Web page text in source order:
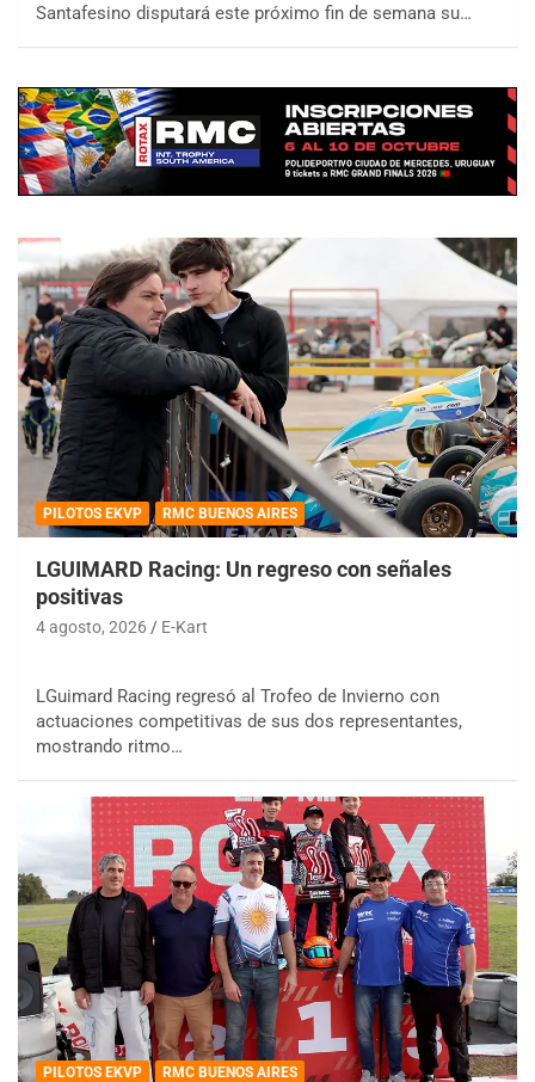
Santafesino disputará este próximo fin de semana su…
PILOTOS EKVP RMC BUENOS AIRES
LGUIMARD Racing: Un regreso con señales
positivas
4 agosto, 2026 E-Kart
LGuimard Racing regresó al Trofeo de Invierno con
actuaciones competitivas de sus dos representantes,
mostrando ritmo…
PILOTOS EKVP RMC BUENOS AIRES